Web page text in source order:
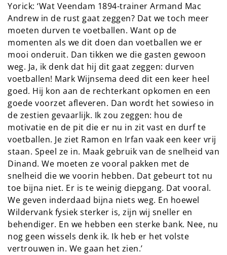
Yorick: ‘Wat Veendam 1894-trainer Armand Mac
Andrew in de rust gaat zeggen? Dat we toch meer
moeten durven te voetballen. Want op de
momenten als we dit doen dan voetballen we er
mooi onderuit. Dan tikken we die gasten gewoon
weg. Ja, ik denk dat hij dit gaat zeggen: durven
voetballen! Mark Wijnsema deed dit een keer heel
goed. Hij kon aan de rechterkant opkomen en een
goede voorzet afleveren. Dan wordt het sowieso in
de zestien gevaarlijk. Ik zou zeggen: hou de
motivatie en de pit die er nu in zit vast en durf te
voetballen. Je ziet Ramon en Irfan vaak een keer vrij
staan. Speel ze in. Maak gebruik van de snelheid van
Dinand. We moeten ze vooral pakken met de
snelheid die we voorin hebben. Dat gebeurt tot nu
toe bijna niet. Er is te weinig diepgang. Dat vooral.
We geven inderdaad bijna niets weg. En hoewel
Wildervank fysiek sterker is, zijn wij sneller en
behendiger. En we hebben een sterke bank. Nee, nu
nog geen wissels denk ik. Ik heb er het volste
vertrouwen in. We gaan het zien.’